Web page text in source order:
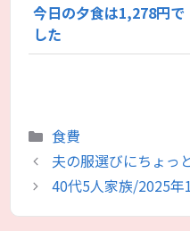
今日の夕食は1,278円で
した
カ
テ
ゴ
リ
ー
食費
夫の服選びにちょっ
40代5人家族/2025年